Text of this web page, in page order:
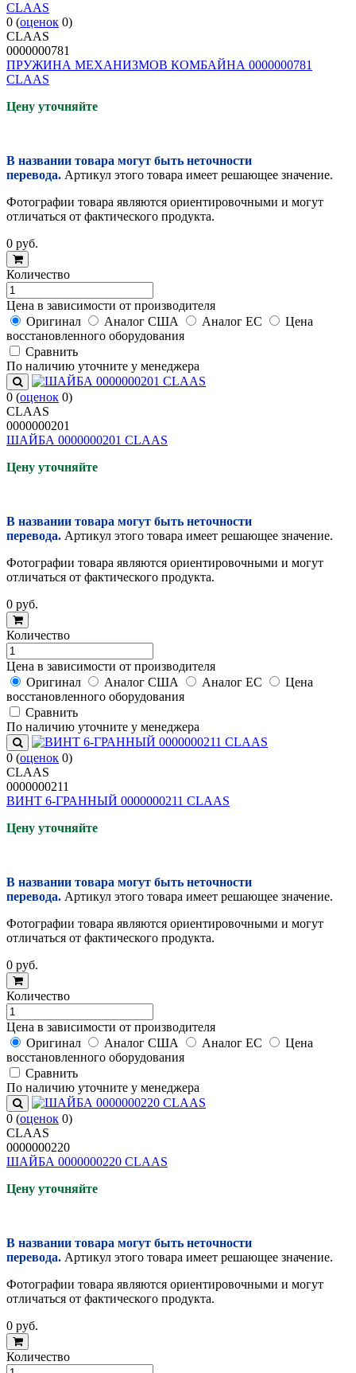
0 (оценок 0)
CLAAS
0000000781
ПРУЖИНА МЕХАНИЗМОВ КОМБАЙНА 0000000781
CLAAS
Цену уточняйте
В названии товара могут быть неточности
перевода. Артикул этого товара имеет решающее значение.
Фотографии товара являются ориентировочными и могут
отличаться от фактического продукта.
0 руб.
Количество
Цена в зависимости от производителя
Оригинал
Аналог США Аналог ЕС
Цена
восстановленного оборудования
Cравнить
По наличию уточните у менеджера
0 (оценок 0)
CLAAS
0000000201
ШАЙБА 0000000201 CLAAS
Цену уточняйте
В названии товара могут быть неточности
перевода. Артикул этого товара имеет решающее значение.
Фотографии товара являются ориентировочными и могут
отличаться от фактического продукта.
0 руб.
Количество
Цена в зависимости от производителя
Оригинал
Аналог США Аналог ЕС
Цена
восстановленного оборудования
Cравнить
По наличию уточните у менеджера
0 (оценок 0)
CLAAS
0000000211
ВИНТ 6-ГРАННЫЙ 0000000211 CLAAS
Цену уточняйте
В названии товара могут быть неточности
перевода. Артикул этого товара имеет решающее значение.
Фотографии товара являются ориентировочными и могут
отличаться от фактического продукта.
0 руб.
Количество
Цена в зависимости от производителя
Оригинал
Аналог США Аналог ЕС
Цена
восстановленного оборудования
Cравнить
По наличию уточните у менеджера
0 (оценок 0)
CLAAS
0000000220
ШАЙБА 0000000220 CLAAS
Цену уточняйте
В названии товара могут быть неточности
перевода. Артикул этого товара имеет решающее значение.
Фотографии товара являются ориентировочными и могут
отличаться от фактического продукта.
0 руб.
Количество